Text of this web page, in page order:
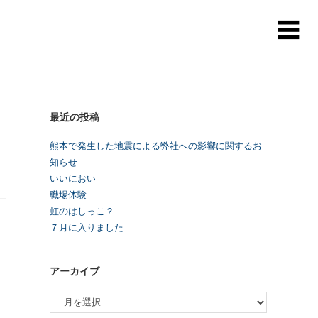
最近の投稿
熊本で発生した地震による弊社への影響に関するお
知らせ
いいにおい
職場体験
虹のはしっこ？
７月に入りました
アーカイブ